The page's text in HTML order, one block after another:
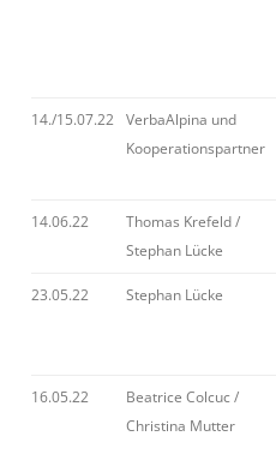
14./15.07.22 VerbaAlpina und
Kooperationspartner
14.06.22
Thomas Krefeld /
Stephan Lücke
23.05.22 Stephan Lücke
16.05.22
Beatrice Colcuc /
Christina Mutter